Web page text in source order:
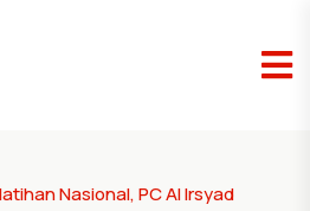
Nasional, PC Al Irsyad